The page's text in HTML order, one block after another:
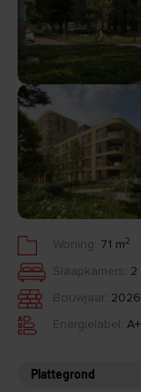
Woning: 71 m 2
Slaapkamers: 2
Bouwjaar: 2026
Energielabel:
Plattegrond